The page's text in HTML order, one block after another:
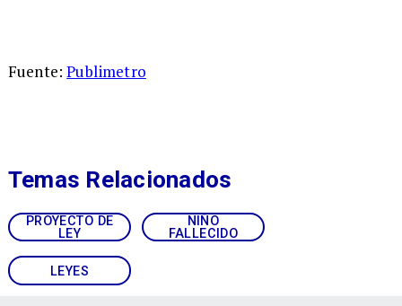
Fuente:Publimetro
PROYECTO DE
LEY
NIÑO
FALLECIDO
LEYES
Temas Relacionados